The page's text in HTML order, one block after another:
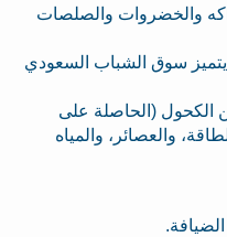
والخضروات والصلصات
يتميز سوق الشباب السعودي
من الكحول (الحاصلة على
والعصائر، والمياه